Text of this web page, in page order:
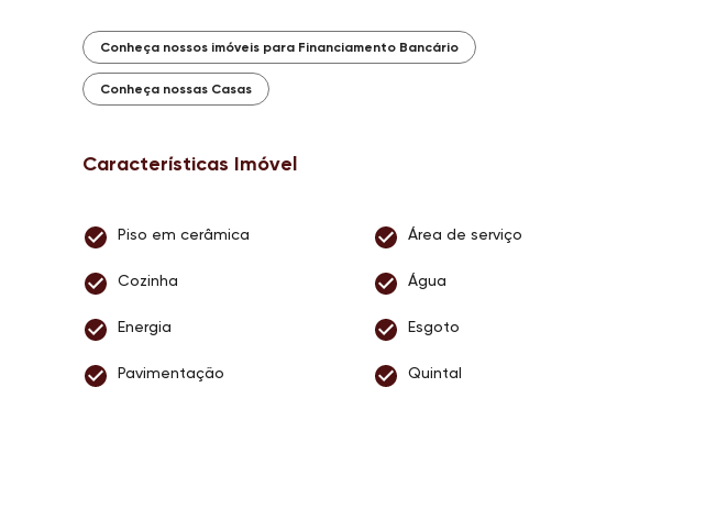
Conheça nossos imóveis para Financiamento Bancário
Conheça nossas Casas
Características Imóvel
Piso em cerâmica Área de serviço
Cozinha Água
Energia Esgoto
Pavimentação Quintal